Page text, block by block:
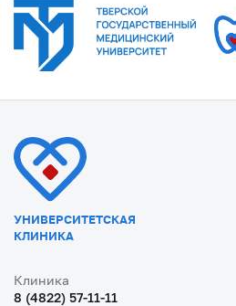
УНИВЕРСИТЕТСКАЯ
КЛИНИКА
8 (4822) 57-11-11
Клиника